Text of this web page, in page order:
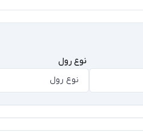
نوع رول
نوع رول